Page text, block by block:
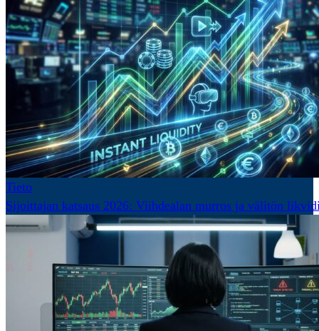
Tieto
Sijoittajan katsaus 2026: Viihdealan murros ja välitön